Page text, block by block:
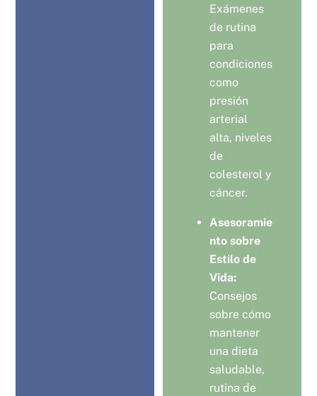
Exámenes
de rutina
para
condiciones
como
presión
arterial
alta, niveles
de
colesterol y
cáncer.
Asesoramie
nto sobre
Estilo de
Vida:
Consejos
sobre cómo
mantener
una dieta
saludable,
rutina de